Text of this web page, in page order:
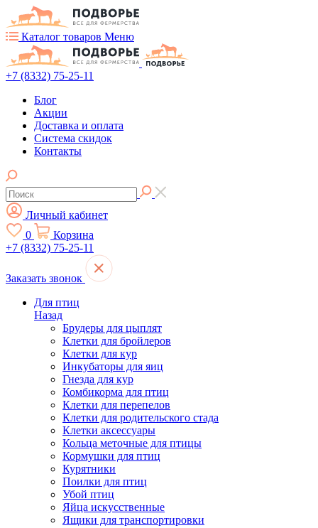
Каталог товаров Меню
+7 (8332) 75-25-11
Блог
Акции
Доставка и оплата
Система скидок
Контакты
Личный кабинет
0
Корзина
+7 (8332) 75-25-11
Заказать звонок
Для птиц
Назад
Брудеры для цыплят
Клетки для бройлеров
Клетки для кур
Инкубаторы для яиц
Гнезда для кур
Комбикорма для птиц
Клетки для перепелов
Клетки для родительского стада
Клетки аксессуары
Кольца меточные для птицы
Кормушки для птиц
Курятники
Поилки для птиц
Убой птиц
Яйца искусственные
Ящики для транспортировки